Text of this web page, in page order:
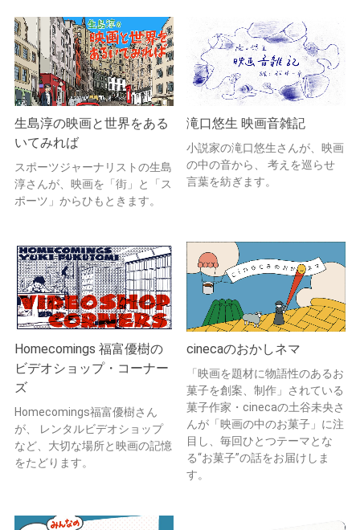
生島淳の映画と世界をある
いてみれば
スポーツジャーナリストの生島
淳さんが、映画を「街」と「ス
ポーツ」からひもときます。
滝口悠生 映画音雑記
小説家の滝口悠生さんが、映画
の中の音から、 考えを巡らせ
言葉を紡ぎます。
Homecomings 福富優樹の
ビデオショップ・コーナー
ズ
Homecomings福富優樹さん
が、 レンタルビデオショップ
など、大切な場所と映画の記憶
をたどります。
cinecaのおかしネマ
「映画を題材に物語性のあるお
菓子を創案、制作」されている
菓子作家・cinecaの土谷未央さ
んが「映画の中のお菓子」に注
目し、毎回ひとつテーマとな
る“お菓子”の話をお届けしま
す。